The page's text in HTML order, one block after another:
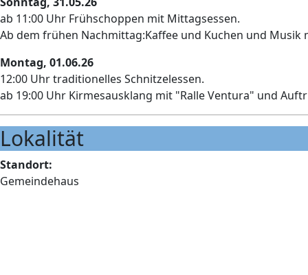
ab 11:00 Uhr Frühschoppen mit Mittagsessen.
Ab dem frühen Nachmittag:Kaffee und Kuchen und Musik
Montag, 01.06.26
12:00 Uhr traditionelles Schnitzelessen.
ab 19:00 Uhr Kirmesausklang mit "Ralle Ventura" und
Lokalität
Standort:
Gemeindehaus